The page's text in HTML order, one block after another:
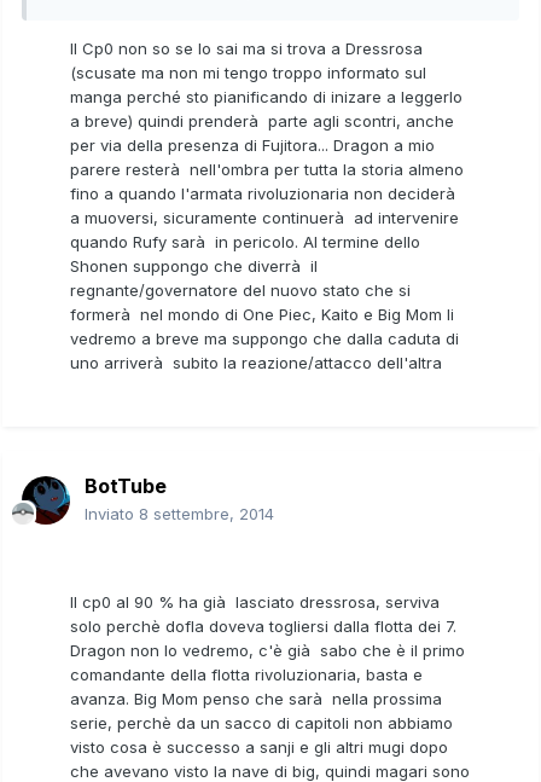
Il Cp0 non so se lo sai ma si trova a Dressrosa
(scusate ma non mi tengo troppo informato sul
manga perché sto pianificando di inizare a leggerlo
a breve) quindi prenderà parte agli scontri, anche
per via della presenza di Fujitora... Dragon a mio
parere resterà nell'ombra per tutta la storia almeno
fino a quando l'armata rivoluzionaria non deciderà
a muoversi, sicuramente continuerà ad intervenire
quando Rufy sarà in pericolo. Al termine dello
Shonen suppongo che diverrà il
regnante/governatore del nuovo stato che si
formerà nel mondo di One Piec, Kaito e Big Mom li
vedremo a breve ma suppongo che dalla caduta di
uno arriverà subito la reazione/attacco dell'altra
BotTube
Inviato 8 settembre, 2014
Il cp0 al 90 % ha già lasciato dressrosa, serviva
solo perchè dofla doveva togliersi dalla flotta dei 7.
Dragon non lo vedremo, c'è già sabo che è il primo
comandante della flotta rivoluzionaria, basta e
avanza. Big Mom penso che sarà nella prossima
serie, perchè da un sacco di capitoli non abbiamo
visto cosa è successo a sanji e gli altri mugi dopo
che avevano visto la nave di big, quindi magari sono